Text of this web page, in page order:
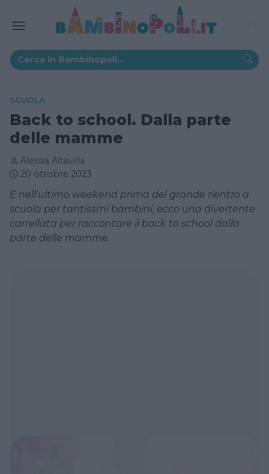
SCUOLA
Back to school. Dalla parte
delle mamme
Alessia Altavilla
20 ottobre 2023
E nell'ultimo weekend prima del grande rientro a
scuola per tantissmi bambini, ecco una divertente
carrellata per raccontare il back to school dalla
parte delle mamme.